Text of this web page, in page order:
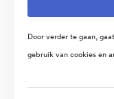
Door verder te gaan,
gebruik van cookies en